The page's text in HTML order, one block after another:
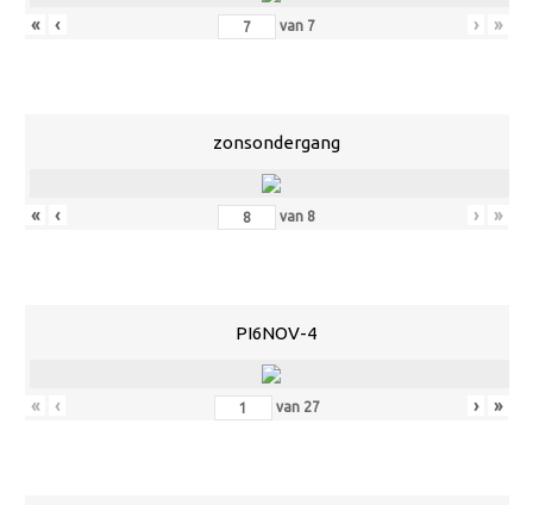
« ‹ van 7 › »
zonsondergang
« ‹ van 8 › »
PI6NOV-4
« ‹ van 27 › »